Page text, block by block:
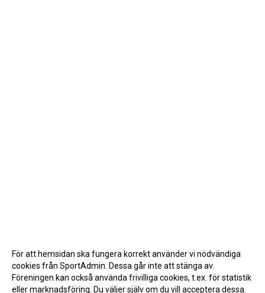
För att hemsidan ska fungera korrekt använder vi nödvändiga
cookies från SportAdmin. Dessa går inte att stänga av.
Föreningen kan också använda frivilliga cookies, t.ex. för statistik
eller marknadsföring. Du väljer själv om du vill acceptera dessa.